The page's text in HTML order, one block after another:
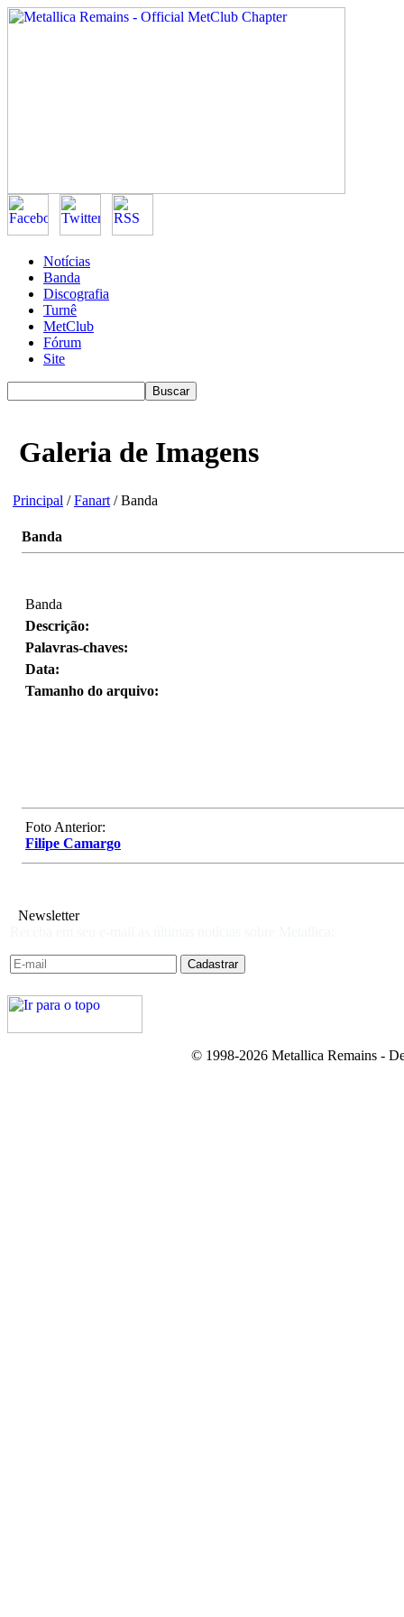
Notícias
Banda
Discografia
Turnê
MetClub
Fórum
Site
Galeria de Imagens
Principal /Fanart / Banda
Banda
Banda
Descrição:
Palavras-chaves:
Data:
Tamanho do arquivo:
Foto Anterior:
Filipe Camargo
Newsletter
© 1998-2026 Metallica Remains -